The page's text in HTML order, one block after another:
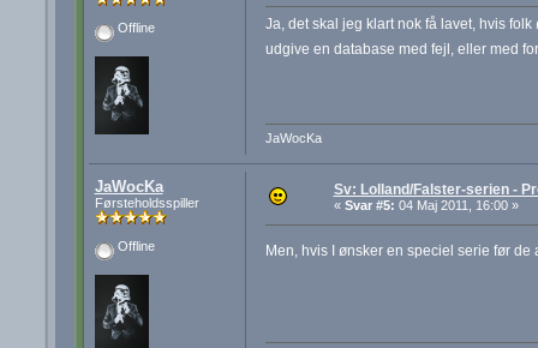
Offline
Ja, det skal jeg klart nok få lavet, hvis
udgive en database med fejl, eller med
JaWocKa
JaWocKa
Førsteholdsspiller
Offline
Sv: Lolland/Falster-serien -
« Svar #5: 04 Maj 2011, 16:00 »
Men, hvis I ønsker en speciel serie før